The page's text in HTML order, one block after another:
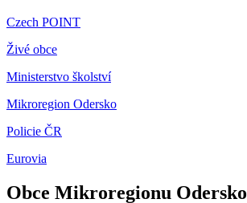
Czech POINT
Živé obce
Ministerstvo školství
Mikroregion Odersko
Policie ČR
Eurovia
Obce Mikroregionu Odersko